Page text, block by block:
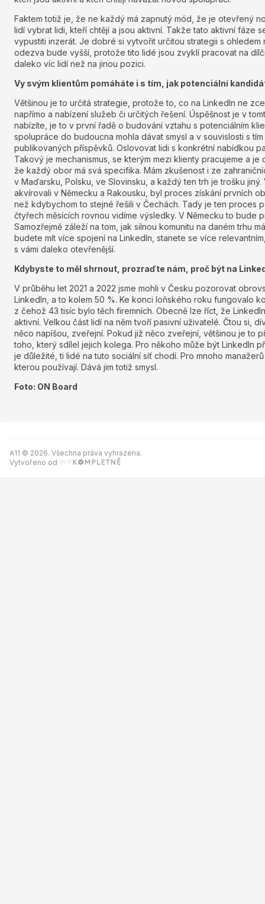
Faktem totiž je, že ne každý má zapnutý mód, že je otevřený
lidí vybrat lidi, kteří chtějí a jsou aktivní. Takže tato aktivní fáze
vypustiti inzerát. Je dobré si vytvořit určitou strategii s
odezva bude vyšší, protože tito lidé jsou zvyklí pracovat na
daleko víc lidí než na jinou pozici.
Vy svým klientům pomáháte i s tím, jak potenciální
Většinou je to určitá strategie, protože to, co na LinkedIn ne
napřímo a nabízení služeb či určitých řešení. Úspěšnost je v
nabízíte, je to v první řadě o budování vztahu s potenciálním
spolupráce do budoucna mohla dávat smysl a v souvislosti s
publikovaných příspěvků. Oslovovat lidi s konkrétní nabídkou
Takový je mechanismus, se kterým mezi klienty pracujeme a
že každý obor má svá specifika. Mám zkušenost i ze
v Maďarsku, Polsku, ve Slovinsku, a každý ten trh je trošku
akvírovali v Německu a Rakousku, byl proces získání prvních
než kdybychom to stejné řešili v Čechách. Tady je ten proces
čtyřech měsících rovnou vidíme výsledky. V Německu to bude
Samozřejmě záleží na tom, jak silnou komunitu na daném trhu
budete mít více spojení na LinkedIn, stanete se více
s vámi daleko otevřenější.
Kdybyste to měl shrnout, prozraďte nám, proč být na
V průběhu let 2021 a 2022 jsme mohli v Česku pozorovat
LinkedIn, a to kolem 50 %. Ke konci loňského roku fungovalo
z čehož 43 tisíc bylo těch firemních. Obecně lze říct, že
aktivní. Velkou část lidí na něm tvoří pasivní uživatelé. Čtou si,
něco napíšou, zveřejní. Pokud již něco zveřejní, většinou je to
toho, který sdílel jejich kolega. Pro někoho může být LinkedIn
je důležité, ti lidé na tuto sociální síť chodí. Pro mnoho
kterou používají. Dává jim totiž smysl.
Foto: ON Board
A11 © 2026. Všechna práva vyhrazena.
Vytvořeno od